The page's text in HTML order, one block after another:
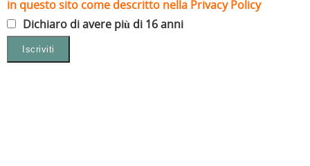
in questo sito come descritto nella Privacy Policy
Dichiaro di avere più di 16 anni